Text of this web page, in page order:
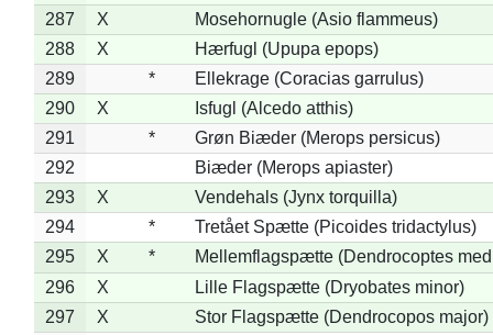
287
X
Mosehornugle (Asio flammeus)
288
X
Hærfugl (Upupa epops)
289
*
Ellekrage (Coracias garrulus)
290
X
Isfugl (Alcedo atthis)
291
*
Grøn Biæder (Merops persicus)
292
Biæder (Merops apiaster)
293
X
Vendehals (Jynx torquilla)
294
*
Tretået Spætte (Picoides tridactylus)
295
X *
Mellemflagspætte (Dendrocoptes
296
X
Lille Flagspætte (Dryobates minor)
297
X
Stor Flagspætte (Dendrocopos major)